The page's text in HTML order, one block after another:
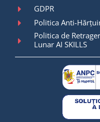
GDPR
Politica Anti-
Politica de
Lunar AI SKILLS